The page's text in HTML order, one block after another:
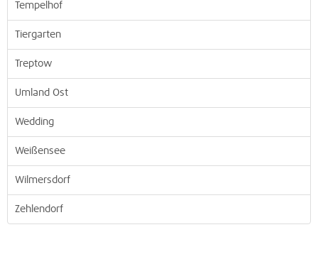
Tempelhof
Tiergarten
Treptow
Umland Ost
Wedding
Weißensee
Wilmersdorf
Zehlendorf